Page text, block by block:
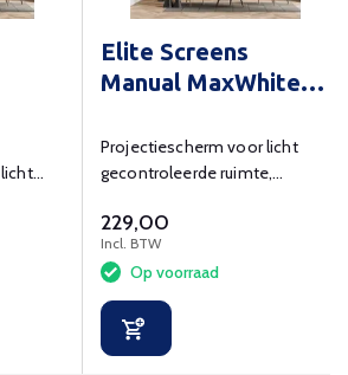
Elite Screens
Manual MaxWhite
Projectiescherm voor licht
gecontroleerde ruimte,
229,00
Incl. BTW
Op voorraad